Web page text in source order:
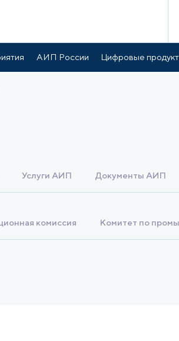
АИП России Цифровые
Услуги АИП Документы АИП
комиссия Комитет по